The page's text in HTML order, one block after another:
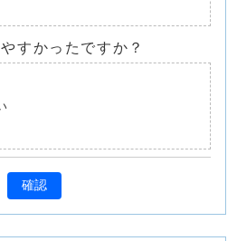
すかったですか？
確認